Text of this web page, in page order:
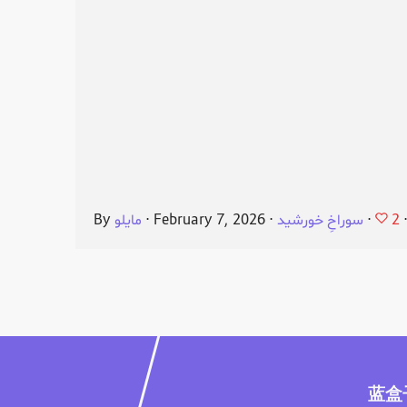
Byمایلو ⋅ February 7, 2026 ⋅سوراخِ خورشید ⋅ 2 ⋅
蓝盒